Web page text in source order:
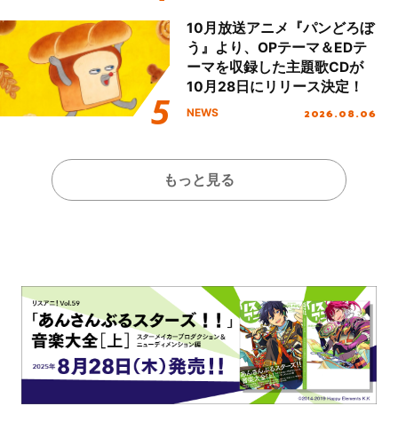
10月放送アニメ『パンどろぼ
う』より、OPテーマ＆EDテ
ーマを収録した主題歌CDが
10月28日にリリース決定！
NEWS 2026.08.06
もっと見る